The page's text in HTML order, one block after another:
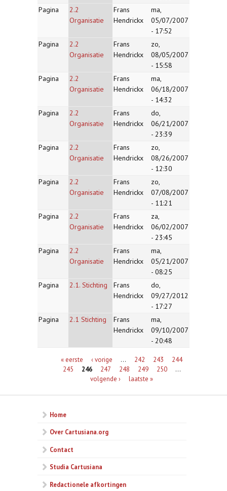
Pagina
2.2
Organisatie
Frans
Hendrickx
ma,
05/07/2007
- 17:52
Pagina
2.2
Organisatie
Frans
Hendrickx
zo,
08/05/2007
- 15:58
Pagina
2.2
Organisatie
Frans
Hendrickx
ma,
06/18/2007
- 14:32
Pagina
2.2
Organisatie
Frans
Hendrickx
do,
06/21/2007
- 23:39
Pagina
2.2
Organisatie
Frans
Hendrickx
zo,
08/26/2007
- 12:30
Pagina
2.2
Organisatie
Frans
Hendrickx
zo,
07/08/2007
- 11:21
Pagina
2.2
Organisatie
Frans
Hendrickx
za,
06/02/2007
- 23:45
Pagina
2.2
Organisatie
Frans
Hendrickx
ma,
05/21/2007
- 08:25
Pagina
2.1. Stichting
Frans
Hendrickx
do,
09/27/2012
- 17:27
Pagina
2.1 Stichting
Frans
Hendrickx
ma,
09/10/2007
- 20:48
Pagina's« eerste ‹ vorige … 242 243
244
245
246 247 248 249 250
…
volgende ›
laatste »
Home
Over Cartusiana.org
Contact
Studia Cartusiana
Redactionele afkortingen